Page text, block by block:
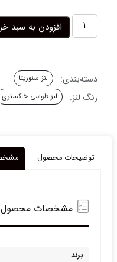
لنز
طوسی
لایت
سنوریتا
عدد
افزودن به سبد
دسته‌بندی: لنز سنوریتا
رنگ لنز: لنز طوسی خاکستری
توضیحات محصول مشخصات
مشخصات محصول
برند